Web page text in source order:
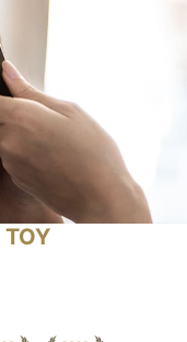
ΤΟΥ